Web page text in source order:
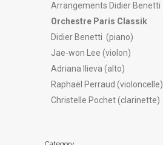
Arrangements Didier Benetti
Orchestre Paris Classik
Didier Benetti (piano)
Jae-won Lee (violon)
Adriana Ilieva (alto)
Raphaël Perraud (violoncelle)
Christelle Pochet (clarinette)